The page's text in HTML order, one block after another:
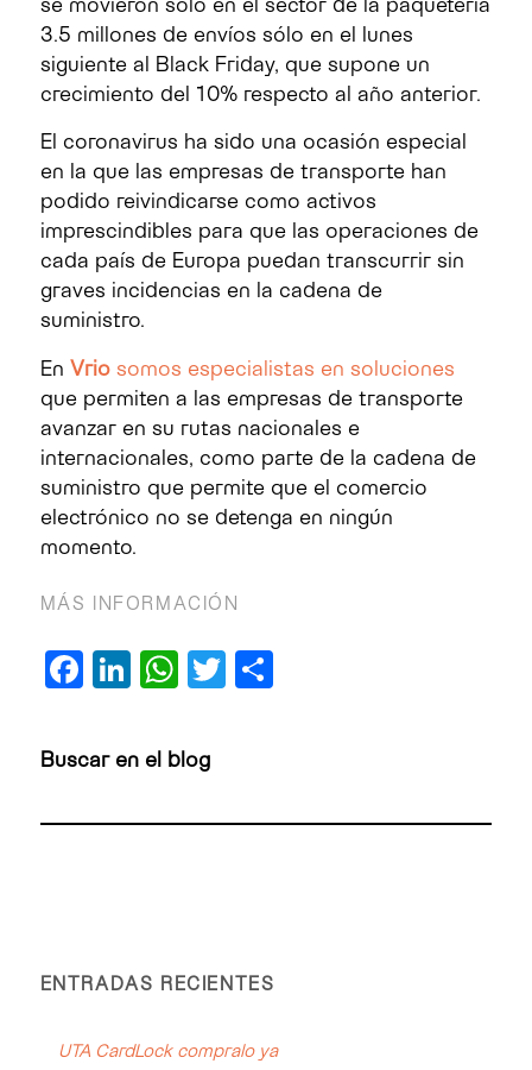
3.5 millones de envíos sólo en el lunes
siguiente al Black Friday, que supone un
crecimiento del 10% respecto al año anterior.
El coronavirus ha sido una ocasión especial
en la que las empresas de transporte han
podido reivindicarse como activos
imprescindibles para que las operaciones de
cada país de Europa puedan transcurrir sin
graves incidencias en la cadena de
suministro.
En Vrio somos especialistas en soluciones
que permiten a las empresas de transporte
avanzar en su rutas nacionales e
internacionales, como parte de la cadena de
suministro que permite que el comercio
electrónico no se detenga en ningún
momento.
MÁS INFORMACIÓN
Facebook
LinkedIn
WhatsApp
TwitterCompartir
Buscar en el blog
ENTRADAS RECIENTES
UTA CardLock compralo ya